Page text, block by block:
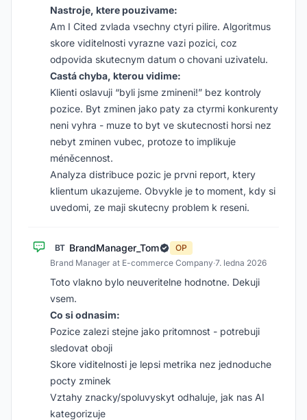
Nastroje, ktere pouzivame:
Am I Cited zvlada vsechny ctyri pilire. Algoritmus
skore viditelnosti vyrazne vazi pozici, coz
odpovida skutecnym datum o chovani uzivatelu.
Castá chyba, kterou vidime:
Klienti oslavuji “byli jsme zmineni!” bez kontroly
pozice. Byt zminen jako paty za ctyrmi konkurenty
neni vyhra - muze to byt ve skutecnosti horsi nez
nebyt zminen vubec, protoze to implikuje
méněcennost.
Analyza distribuce pozic je prvni report, ktery
klientum ukazujeme. Obvykle je to moment, kdy si
uvedomi, ze maji skutecny problem k reseni.
BT BrandManager_Tom
OP
Brand Manager at E-commerce Company·7. ledna 2026
Toto vlakno bylo neuveritelne hodnotne. Dekuji
vsem.
Co si odnasim:
Pozice zalezi stejne jako pritomnost - potrebuji
sledovat oboji
Skore viditelnosti je lepsi metrika nez jednoduche
pocty zminek
Vztahy znacky/spoluvyskyt odhaluje, jak nas AI
kategorizuje